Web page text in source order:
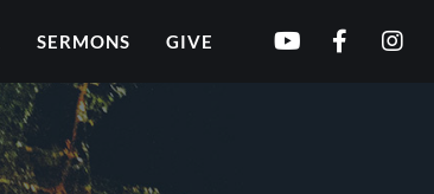
SERMONS GIVE